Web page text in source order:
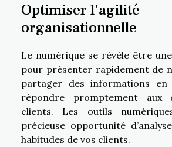
Optimiser l'agilité
organisationnelle
Le numérique se révèle être
pour présenter rapidement de
partager des informations
répondre promptement aux
clients. Les outils
précieuse opportunité
habitudes de vos clients.